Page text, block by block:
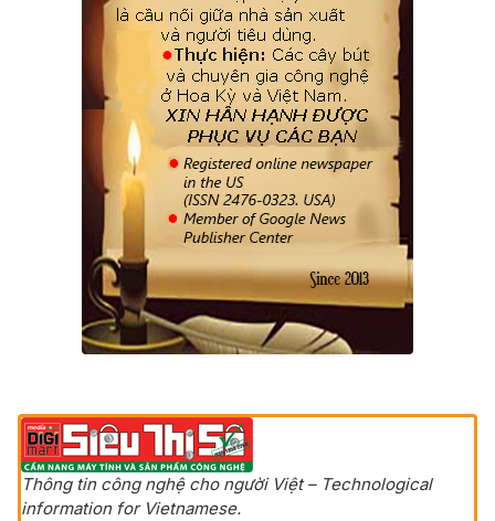
Thông tin công nghệ cho người Việt – Technological
information for Vietnamese.